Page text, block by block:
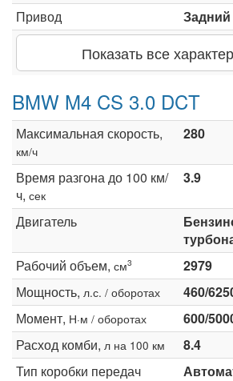
Привод
Задний
Показать все
BMW M4 CS 3.0 DCT
Максимальная скорость,
км/ч
280
Время разгона до 100 км/
ч, сек
3.9
Двигатель
Рабочий объем, см3
2979
Мощность, л.с. / оборотах
460/
Момент, Н·м / оборотах
600/
Расход комби, л на 100 км
8.4
Тип коробки передач